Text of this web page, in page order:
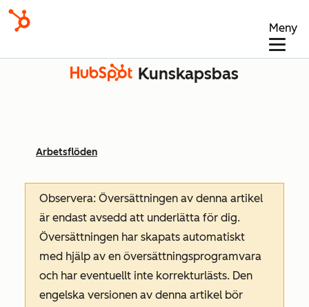
Meny
Kunskapsbas
Arbetsflöden
Observera: Översättningen av denna artikel
är endast avsedd att underlätta för dig.
Översättningen har skapats automatiskt
med hjälp av en översättningsprogramvara
och har eventuellt inte korrekturlästs. Den
engelska versionen av denna artikel bör